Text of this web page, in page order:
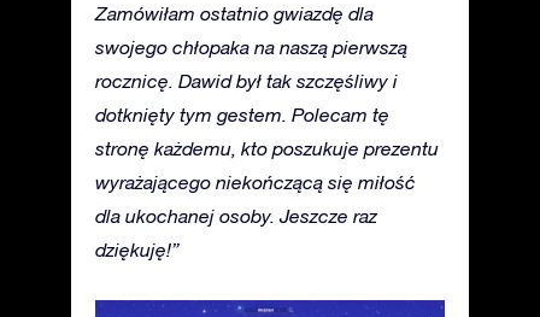
Zamówiłam ostatnio gwiazdę dla
swojego chłopaka na naszą pierwszą
rocznicę. Dawid był tak szczęśliwy i
dotknięty tym gestem. Polecam tę
stronę każdemu, kto poszukuje prezentu
wyrażającego niekończącą się miłość
dla ukochanej osoby. Jeszcze raz
dziękuję!”